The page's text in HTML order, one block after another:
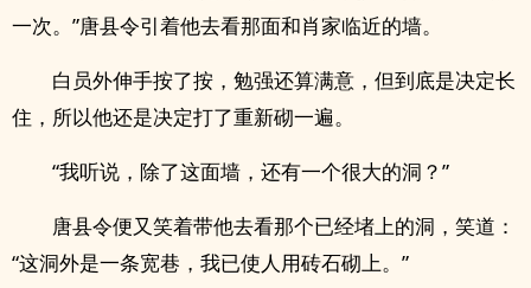
一次。”唐县令引着他去看那面和肖家临近的墙。
白员外伸手按了按，勉强还算满意，但到底是决定长
住，所以他还是决定打了重新砌一遍。
“我听说，除了这面墙，还有一个很大的洞？”
唐县令便又笑着带他去看那个已经堵上的洞，笑道：
“这洞外是一条宽巷，我已使人用砖石砌上。”